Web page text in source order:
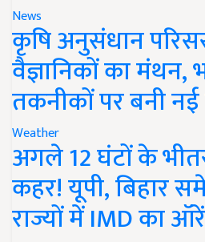
News
कृषि अनुसंधान
वैज्ञानिकों का मंथन,
तकनीकों पर बनी
Weather
अगले 12 घंटों के
कहर! यूपी, बिहार
राज्यों में IMD का